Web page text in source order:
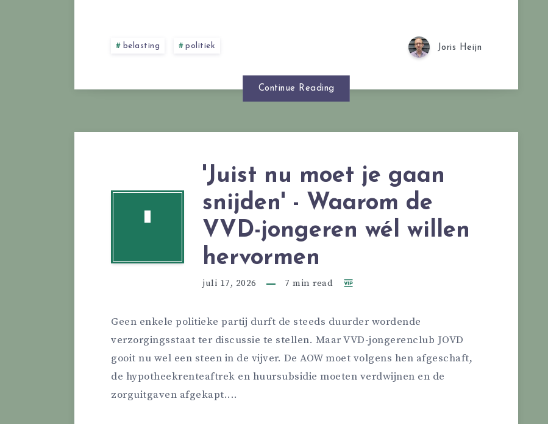
belasting politiek Joris Heijn
Continue Reading
'
'Juist nu moet je gaan
snijden' - Waarom de
VVD-jongeren wél willen
hervormen
juli 17, 2026 7 min read
Geen enkele politieke partij durft de steeds duurder wordende
verzorgingsstaat ter discussie te stellen. Maar VVD-jongerenclub JOVD
gooit nu wel een steen in de vijver. De AOW moet volgens hen afgeschaft,
de hypotheekrenteaftrek en huursubsidie moeten verdwijnen en de
zorguitgaven afgekapt....